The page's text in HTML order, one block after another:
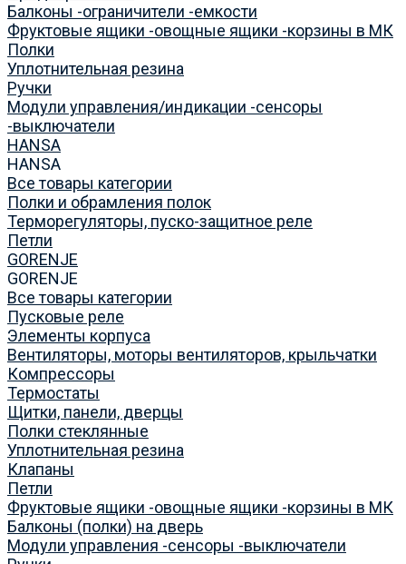
Балконы -ограничители -емкости
Фруктовые ящики -овощные ящики -корзины в МК
Полки
Уплотнительная резина
Ручки
Модули управления/индикации -сенсоры
-выключатели
HANSA
HANSA
Все товары категории
Полки и обрамления полок
Терморегуляторы, пуско-защитное реле
Петли
GORENJE
GORENJE
Все товары категории
Пусковые реле
Элементы корпуса
Вентиляторы, моторы вентиляторов, крыльчатки
Компрессоры
Термостаты
Щитки, панели, дверцы
Полки стеклянные
Уплотнительная резина
Клапаны
Петли
Фруктовые ящики -овощные ящики -корзины в МК
Балконы (полки) на дверь
Модули управления -сенсоры -выключатели